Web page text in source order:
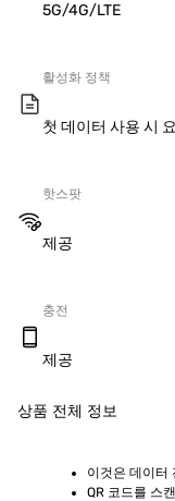
5G/4G/LTE
활성화 정책
첫 데이터 사용 시
핫스팟
제공
충전
제공
상품 전체 정보
이것은 데이터
QR 코드를 스